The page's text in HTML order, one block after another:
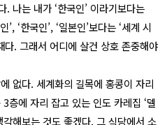
. 나는 내가 ‘한국인’ 이라기보다는
‘한국인’, ‘일본인’보다는 ‘세계 시
다. 그래서 어디에 살건 상호 존중해야
없다. 세계화의 길목에 홍콩이 자리
층에 자리 잡고 있는 인도 카레집 ‘델
해보는 것도 좋겠다. 그 식당에서 소